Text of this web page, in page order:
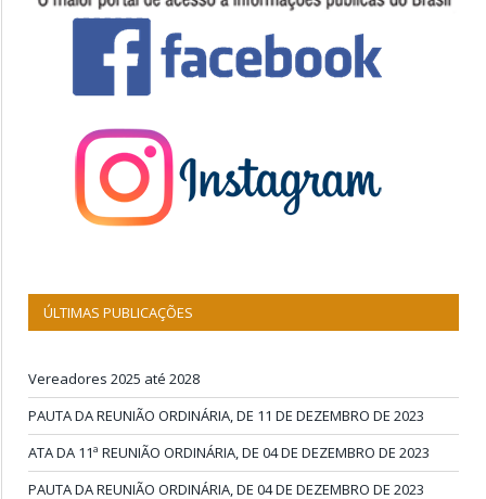
ÚLTIMAS PUBLICAÇÕES
Vereadores 2025 até 2028
PAUTA DA REUNIÃO ORDINÁRIA, DE 11 DE DEZEMBRO DE 2023
ATA DA 11ª REUNIÃO ORDINÁRIA, DE 04 DE DEZEMBRO DE 2023
PAUTA DA REUNIÃO ORDINÁRIA, DE 04 DE DEZEMBRO DE 2023